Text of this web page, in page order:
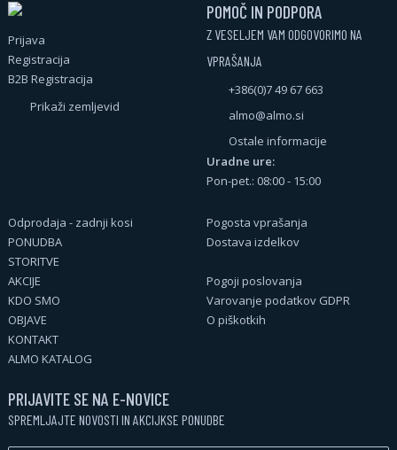
Prijava
Registracija
B2B Registracija
Prikaži zemljevid
POMOČ IN PODPORA
Z VESELJEM VAM ODGOVORIMO NA
VPRAŠANJA
+386(0)7 49 67 663
almo@almo.si
Ostale informacije
Uradne ure:
Pon-pet.: 08:00 - 15:00
Odprodaja - zadnji kosi
PONUDBA
STORITVE
AKCIJE
KDO SMO
OBJAVE
KONTAKT
ALMO KATALOG
Pogosta vprašanja
Dostava izdelkov
Pogoji poslovanja
Varovanje podatkov GDPR
O piškotkih
PRIJAVITE SE NA E-NOVICE
SPREMLJAJTE NOVOSTI IN AKCIJKSE PONUDBE